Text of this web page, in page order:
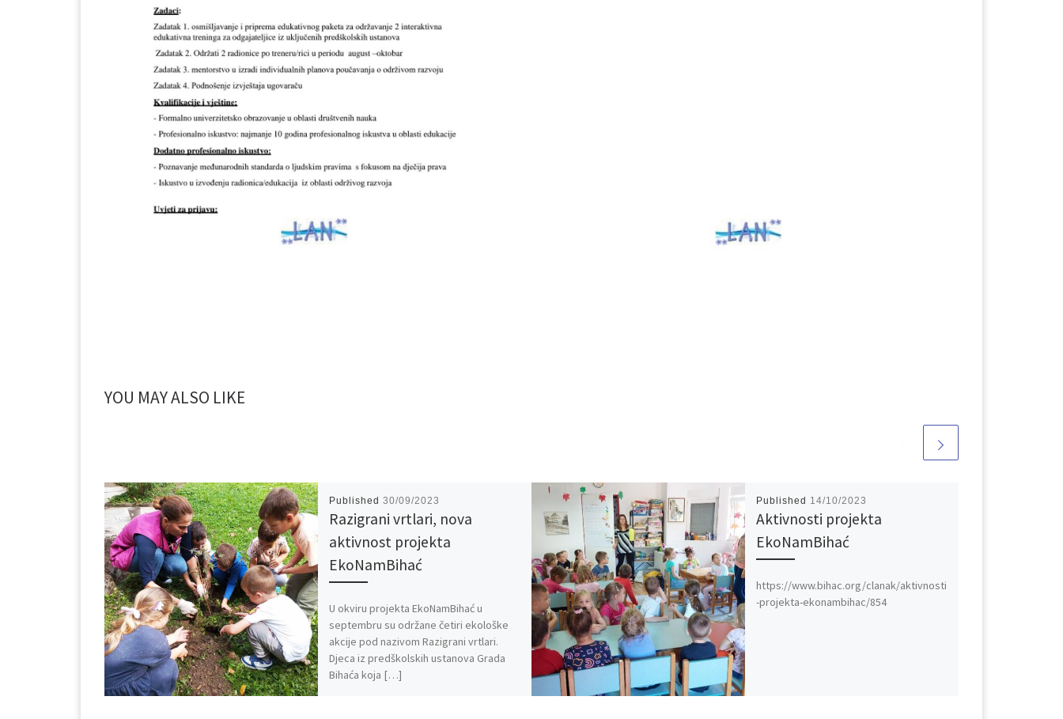
YOU MAY ALSO LIKE
Published30/09/2023
Razigrani vrtlari, nova
aktivnost projekta
EkoNamBihać
U okviru projekta EkoNamBihać u
septembru su održane četiri ekološke
akcije pod nazivom Razigrani vrtlari.
Djeca iz predškolskih ustanova Grada
Bihaća koja […]
Published 14/10/2023
Aktivnosti projekta
EkoNamBihać
https://www.bihac.org/clanak/aktivnosti
-projekta-ekonambihac/854